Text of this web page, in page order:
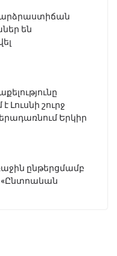
են
Լուսնի շուրջ
Երկիր
ընթերցմամբ
«Ընտրական